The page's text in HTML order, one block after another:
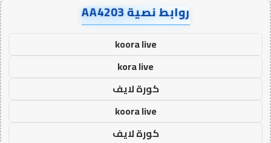
روابط نصية AA4203
koora live
kora live
كورة لايف
koora live
كورة لايف